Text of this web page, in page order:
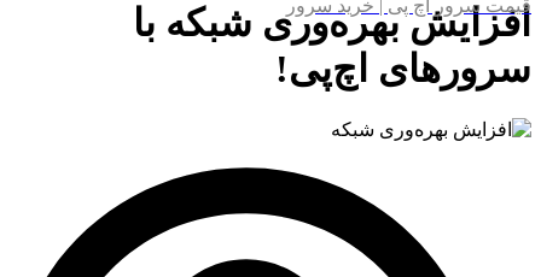
افزایش بهره‌وری شبکه‌ با
سرورهای اچ‌پی!